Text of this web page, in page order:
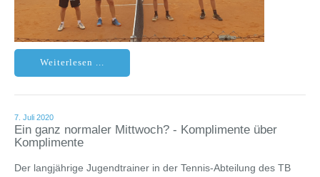
Weiterlesen ...
7. Juli 2020
Ein ganz normaler Mittwoch? - Komplimente über
Komplimente
Der langjährige Jugendtrainer in der Tennis-Abteilung des TB